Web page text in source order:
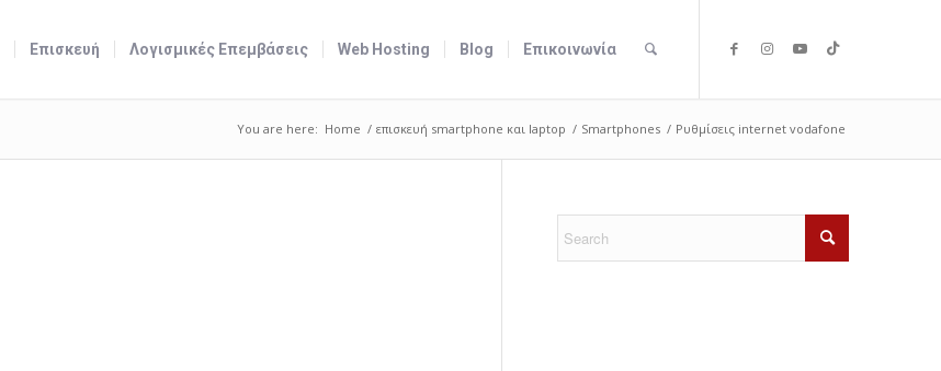
Επισκευή Λογισμικές Επεμβάσεις Web Hosting Blog Επικοινωνία
You are here: Home / επισκευή smartphone και laptop / Smartphones / Ρυθμίσεις internet vodafone